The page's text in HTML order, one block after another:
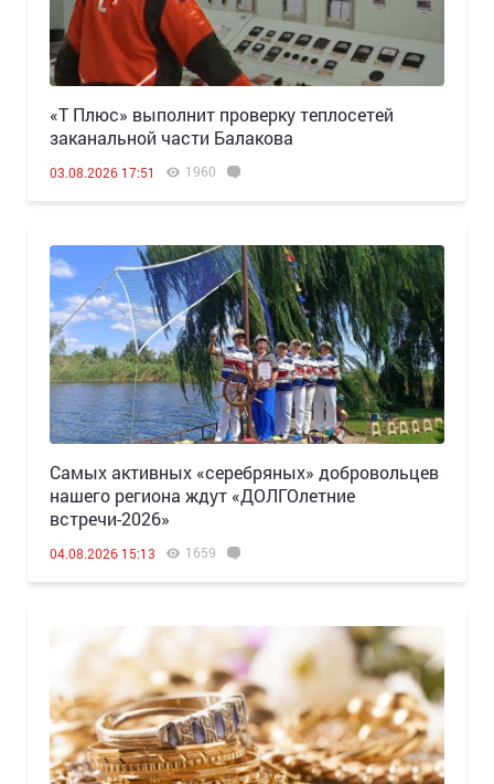
«Т Плюс» выполнит проверку теплосетей
заканальной части Балакова
03.08.2026 17:51 1960
Самых активных «серебряных» добровольцев
нашего региона ждут «ДОЛГОлетние
встречи-2026»
04.08.2026 15:13 1659